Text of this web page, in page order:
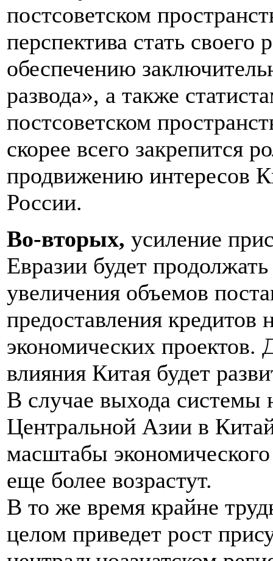
постсоветском
перспектива стать
обеспечению
развода», а также
постсоветском
скорее всего закрепится
продвижению интересов
России.
Во-вторых, усиление
Евразии будет
увеличения объемов
предоставления
экономических проектов.
влияния Китая будет
В случае выхода системы
Центральной Азии в
масштабы
еще более возрастут.
В то же время крайне
целом приведет рост